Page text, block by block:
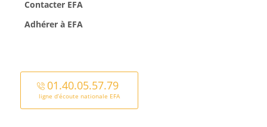
Contacter EFA
Adhérer à EFA
01.40.05.57.79
ligne d’écoute nationale EFA